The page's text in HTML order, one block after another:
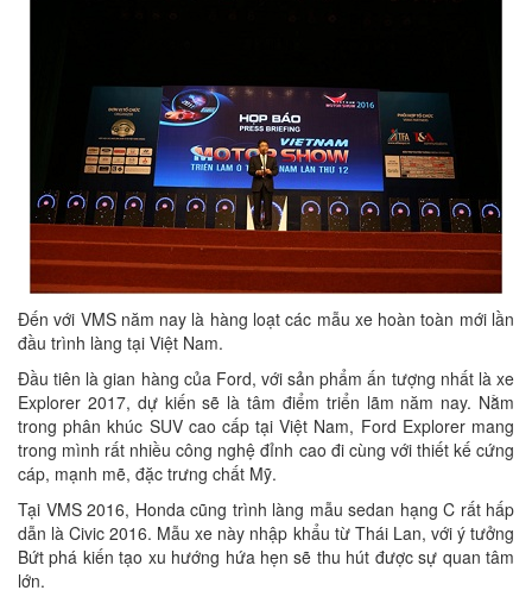
Đến với VMS năm nay là hàng loạt các mẫu xe hoàn toàn mới lần
đầu trình làng tại Việt Nam.
Đầu tiên là gian hàng của Ford, với sản phẩm ấn tượng nhất là xe
Explorer 2017, dự kiến sẽ là tâm điểm triển lãm năm nay. Nằm
trong phân khúc SUV cao cấp tại Việt Nam, Ford Explorer mang
trong mình rất nhiều công nghệ đỉnh cao đi cùng với thiết kế cứng
cáp, mạnh mẽ, đặc trưng chất Mỹ.
Tại VMS 2016, Honda cũng trình làng mẫu sedan hạng C rất hấp
dẫn là Civic 2016. Mẫu xe này nhập khẩu từ Thái Lan, với ý tưởng
Bứt phá kiến tạo xu hướng hứa hẹn sẽ thu hút được sự quan tâm
lớn.